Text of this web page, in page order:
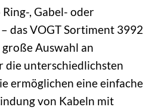
Ring-, Gabel- oder
das VOGT Sortiment 3992
Auswahl an
die unterschiedlichsten
ermöglichen eine einfache
von Kabeln mit